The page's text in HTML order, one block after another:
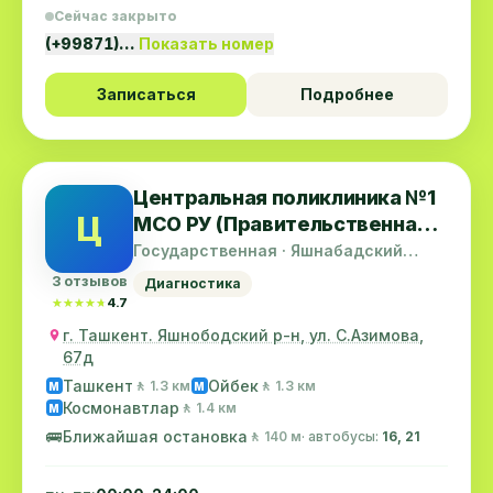
Сейчас закрыто
(+99871)… Показать номер
Записаться Подробнее
Ц
3 отзывов
★★★★★
★★★★★ 4.7
Центральная поликлиника №1
МСО РУ (Правительственная
поликлиника№1)
Государственная · Яшнабадский
Диагностика
г. Ташкент. Яшнободский р-н, ул. С.Азимова,
67д
M Ташкент 🚶 1.3 км M Ойбек 🚶 1.3 км
M Космонавтлар 🚶 1.4 км
🚌Ближайшая остановка 🚶 140 м· автобусы: 16, 21